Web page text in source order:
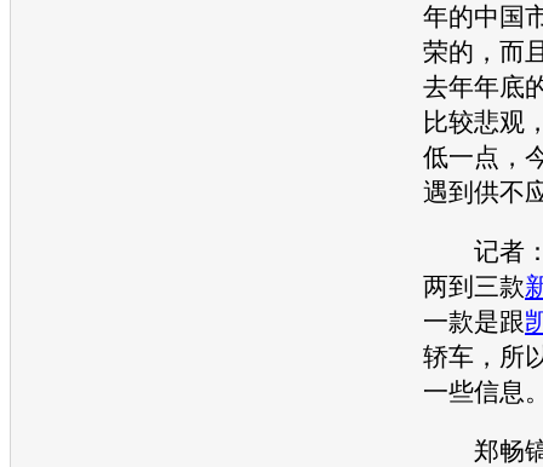
年的中国
荣的，而
去年年底
比较悲观
低一点，
遇到供不
记者：
两到三款
一款是跟
轿车，所
一些信息
郑畅镐